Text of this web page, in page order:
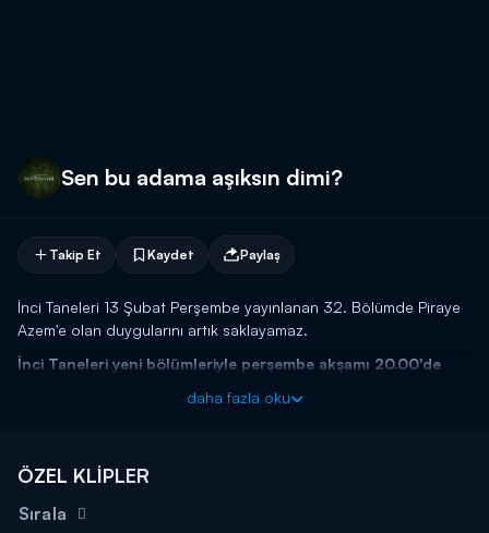
Sen bu adama aşıksın dimi?
Takip Et Kaydet Paylaş
İnci Taneleri 13 Şubat Perşembe yayınlanan 32. Bölümde Piraye
Azem'e olan duygularını artık saklayamaz.
İnci Taneleri yeni bölümleriyle perşembe akşamı 20.00'de
daha fazla oku
ÖZEL KLİPLER
Sırala